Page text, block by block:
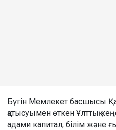
Бүгін Мемлекет басшысы
қатысуымен өткен Ұлттық
адами капитал, білім және